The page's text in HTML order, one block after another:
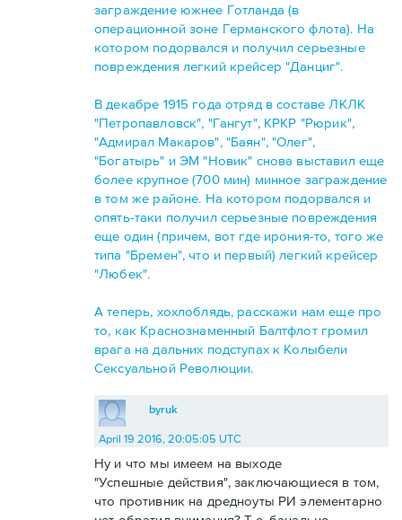
заграждение южнее Готланда (в
операционной зоне Германского флота). На
котором подорвался и получил серьезные
повреждения легкий крейсер "Данциг".
В декабре 1915 года отряд в составе ЛКЛК
"Петропавловск", "Гангут", КРКР "Рюрик",
"Адмирал Макаров", "Баян", "Олег",
"Богатырь" и ЭМ "Новик" снова выставил еще
более крупное (700 мин) минное заграждение
в том же районе. На котором подорвался и
опять-таки получил серьезные повреждения
еще один (причем, вот где ирония-то, того же
типа "Бремен", что и первый) легкий крейсер
"Любек".
А теперь, хохлоблядь, расскажи нам еще про
то, как Краснознаменный Балтфлот громил
врага на дальних подступах к Колыбели
Сексуальной Революции.
byruk
April 19 2016, 20:05:05 UTC
Ну и что мы имеем на выходе
"Успешные действия", заключающиеся в том,
что противник на дредноуты РИ элементарно